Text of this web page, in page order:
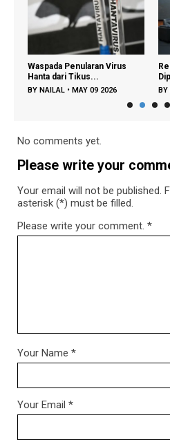
Waspada Penularan Virus
Hanta dari Tikus...
BY NAILAL • MAY 09 2026 BY
No comments yet.
Please write your
Your email will not be published.
asterisk (*) must be filled.
Please write your comment. *
Your Name *
Your Email *